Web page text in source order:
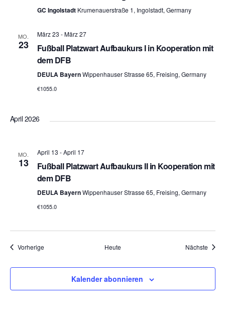
GC Ingolstadt Krumenauerstraße 1, Ingolstadt, Germany
MO.
23
März 23 -März 27
Fußball Platzwart Aufbaukurs I in Kooperation mit
dem DFB
DEULA BayernWippenhauser Strasse 65, Freising, Germany
€1055.0
April 2026
MO.
13
April 13 -April 17
Fußball Platzwart Aufbaukurs II in Kooperation mit
dem DFB
DEULA BayernWippenhauser Strasse 65, Freising, Germany
€1055.0
VorherigeVeranstaltungen Heute Nächste
Kalender abonnieren